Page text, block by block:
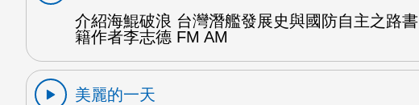
介紹海鯤破浪 台灣潛艦發展史與國防自主之路書
籍作者李志德 FM AM
美麗的一天